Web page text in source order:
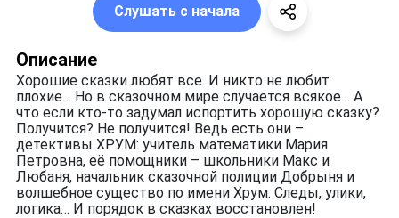
Описание
Хорошие сказки любят все. И никто не любит
плохие… Но в сказочном мире случается всякое… А
что если кто-то задумал испортить хорошую сказку?
Получится? Не получится! Ведь есть они –
детективы ХРУМ: учитель математики Мария
Петровна, её помощники – школьники Макс и
Любаня, начальник сказочной полиции Добрыня и
волшебное существо по имени Хрум. Следы, улики,
логика… И порядок в сказках восстановлен!
Слушать с начала